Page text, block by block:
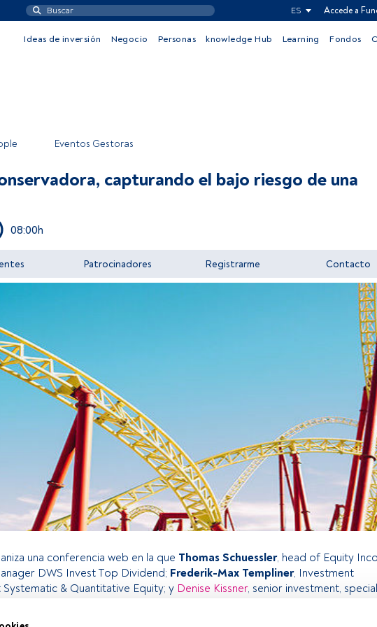
ES Accede a
Ideas de inversión Negocio Personas knowledge Hub Learning Fondos
Eventos Gestoras
capturando el bajo riesgo de una
08:00h
Patrocinadores Registrarme Contacto
una conferencia web en la que Thomas Schuessler, head of Equity
DWS Invest Top Dividend; Frederik-Max Templiner, Investment
Systematic & Quantitative Equity; y Denise Kissner, senior investment,
debido al impacto del COVID-19